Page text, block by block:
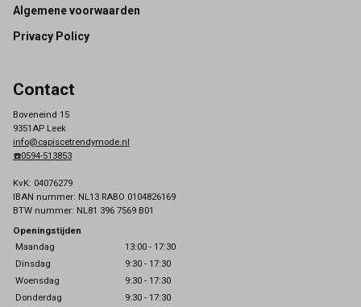
Footer
Algemene voorwaarden
Privacy Policy
Contact
Boveneind 15
9351AP Leek
info@capiscetrendymode.nl
☎️0594-513853
KvK: 04076279
IBAN nummer: NL13 RABO 0104826169
BTW nummer: NL81 396 7569 B01
Openingstijden
Maandag
13:00 - 17:30
Dinsdag
9:30 - 17:30
Woensdag
9:30 - 17:30
Donderdag
9:30 - 17:30